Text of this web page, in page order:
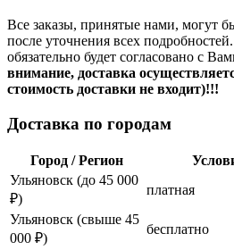
Все заказы, принятые нами, могут
после уточнения всех
обязательно будет согласовано с
внимание, доставка
стоимость доставки не входит)!!!
Доставка по городам
Город / Регион
Ульяновск (до 45 000
₽)
платная
Ульяновск (свыше 45
000 ₽)
бесплатно